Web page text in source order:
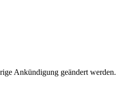
Ankündigung geändert werden.